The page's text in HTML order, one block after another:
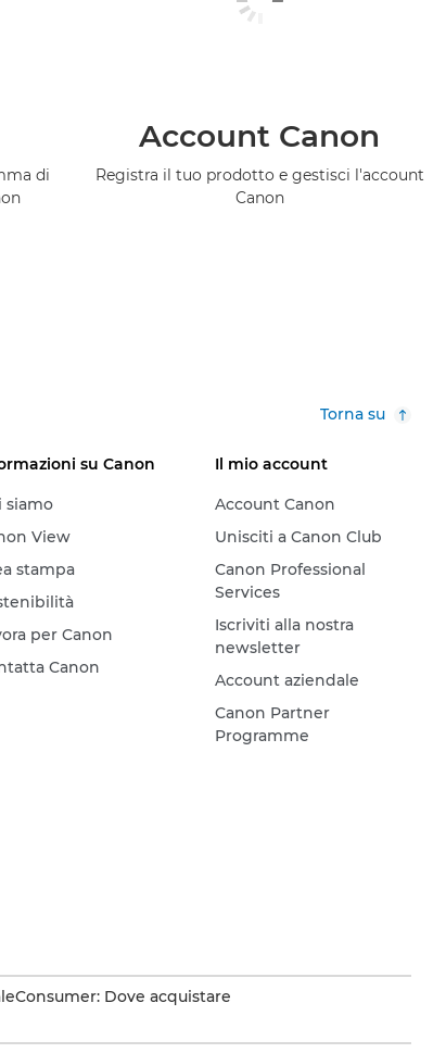
di
Account Canon
Registra il tuo prodotto e gestisci l'account
Canon
Torna su
su Canon
siamo
View
stampa
per Canon
Canon
Il mio account
Account Canon
Unisciti a Canon Club
Canon Professional
Services
Iscriviti alla nostra
newsletter
Account aziendale
Canon Partner
Programme
Consumer: Dove acquistare